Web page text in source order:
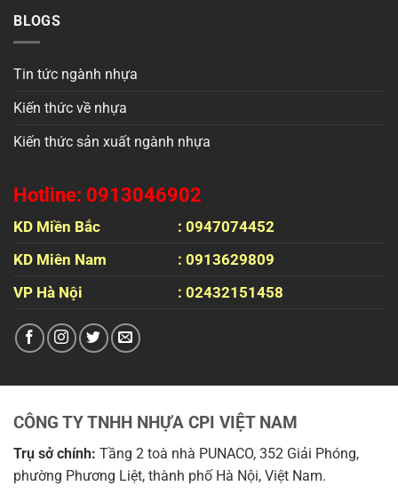
BLOGS
Tin tức ngành nhựa
Kiến thức về nhựa
Kiến thức sản xuất ngành nhựa
Hotline: 0913046902
KD Miền Bắc
: 0947074452
KD Miên Nam
: 0913629809
VP Hà Nội
: 02432151458
CÔNG TY TNHH NHỰA CPI VIỆT NAM
Trụ sở chính: Tầng 2 toà nhà PUNACO, 352 Giải Phóng,
phường Phương Liệt, thành phố Hà Nội, Việt Nam.